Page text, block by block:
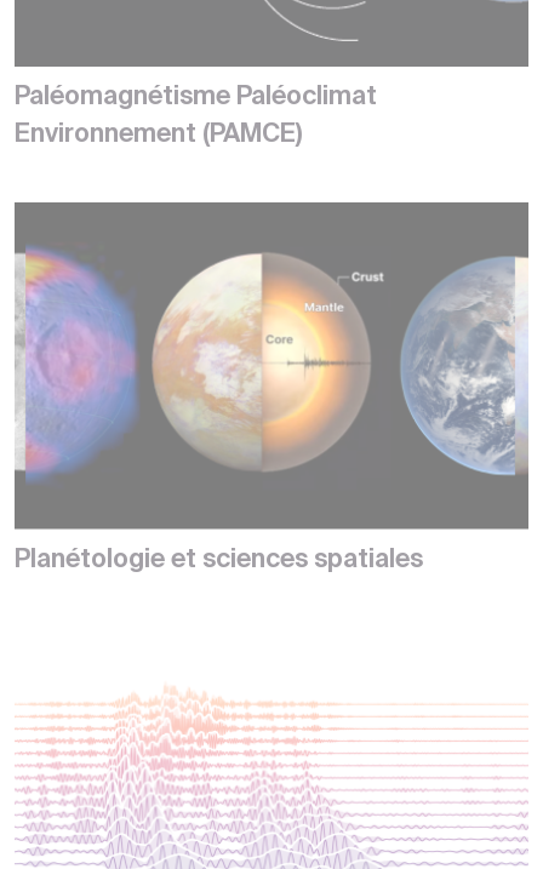
Paléomagnétisme Paléoclimat
Environnement (PAMCE)
Planétologie et sciences spatiales